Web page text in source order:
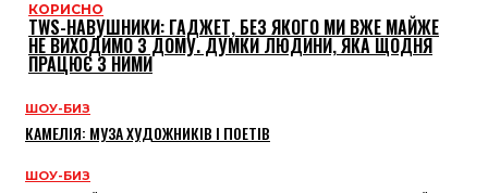
КОРИСНО
TWS-НАВУШНИКИ: ГАДЖЕТ, БЕЗ ЯКОГО МИ ВЖЕ МАЙЖЕ
НЕ ВИХОДИМО З ДОМУ. ДУМКИ ЛЮДИНИ, ЯКА ЩОДНЯ
ПРАЦЮЄ З НИМИ
ШОУ-БИЗ
КАМЕЛІЯ: МУЗА ХУДОЖНИКІВ І ПОЕТІВ
ШОУ-БИЗ